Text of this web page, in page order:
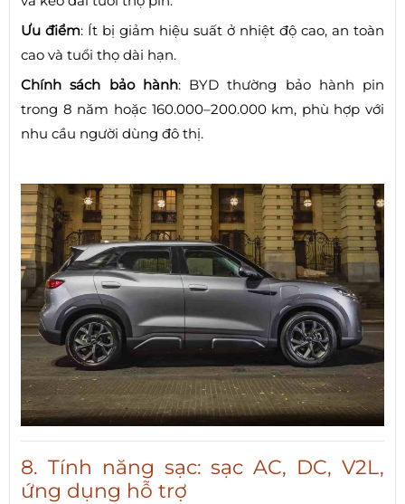
Ưu điểm: Ít bị giảm hiệu suất ở nhiệt độ cao, an toàn
cao và tuổi thọ dài hạn.
Chính sách bảo hành: BYD thường bảo hành pin
trong 8 năm hoặc 160.000–200.000 km, phù hợp với
nhu cầu người dùng đô thị.
8. Tính năng sạc: sạc AC, DC, V2L,
ứng dụng hỗ trợ